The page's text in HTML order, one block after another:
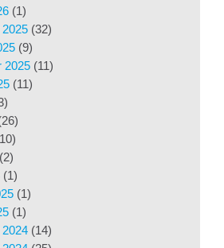
(1)
(32)
(9)
2025 (11)
(11)
(2)
(1)
(1)
(1)
(14)